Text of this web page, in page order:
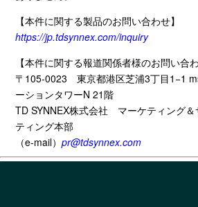
【本件に関する製品のお問い合わせ】
https://jp.tdsynnex.com/inquiry
【本件に関する報道関係者様のお問い合わ
〒 105-0023 東京都港区芝浦3丁目1−1
ーションタワーN 21階
TD SYNNEX株式会社 マーケティング
ティング本部
（e-mail）pr@tdsynnex.com